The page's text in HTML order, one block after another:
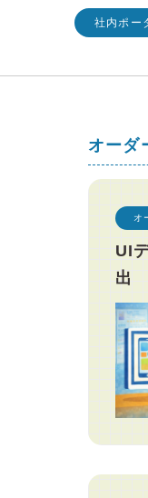
社内ポー
オーダ
オ
UI
出